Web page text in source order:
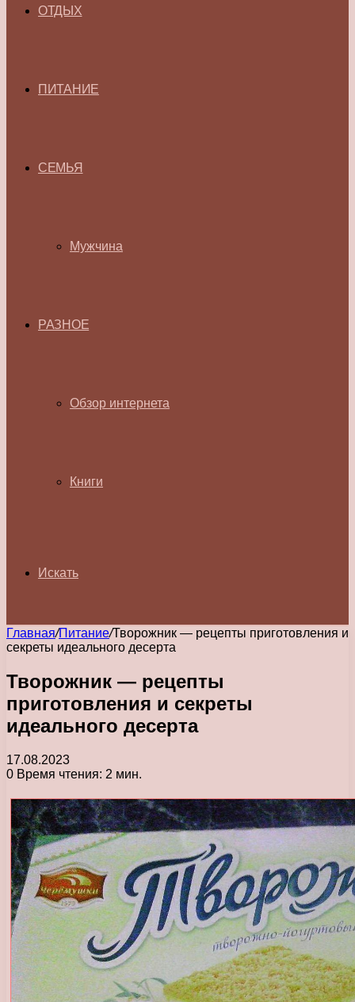
ОТДЫХ
ПИТАНИЕ
СЕМЬЯ
Мужчина
РАЗНОЕ
Обзор интернета
Книги
Искать
Главная/Питание/Творожник — рецепты приготовления и
секреты идеального десерта
Творожник — рецепты
приготовления и секреты
идеального десерта
17.08.2023
0 Время чтения: 2 мин.